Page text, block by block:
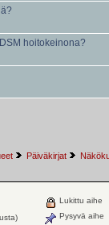
hoitokeinona?
Päiväkirjat
Lukittu aihe
Pysyvä aihe